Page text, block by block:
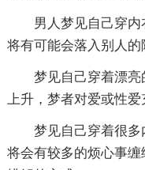
男人梦见自己穿内
将有可能会落入别人的
梦见自己穿着漂亮
上升，梦者对爱或性爱
梦见自己穿着很多
将会有较多的烦心事